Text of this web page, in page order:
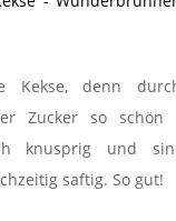
Kekse, denn
Zucker so
knusprig und
saftig. So gut!